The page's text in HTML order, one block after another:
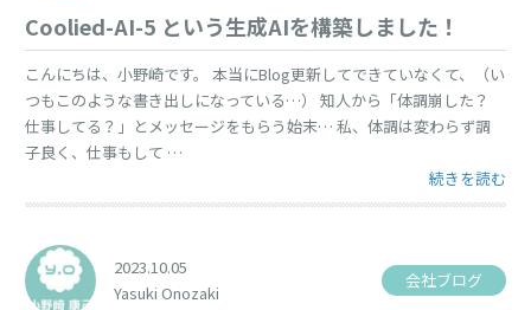
Coolied-AI-5 という生成AIを構築しました！
こんにちは、小野崎です。 本当にBlog更新してできていなくて、（い
つもこのような書き出しになっている…） 知人から「体調崩した？
仕事してる？」とメッセージをもらう始末… 私、体調は変わらず調
子良く、仕事もして …
“Coolied-AI-5
続きを読む
2023.10.05
Yasuki Onozaki
会社ブログ